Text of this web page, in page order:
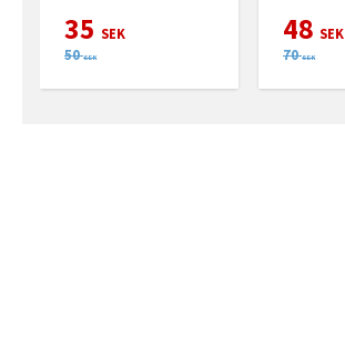
35 SEK
50 SEK
48 SEK
70 SEK